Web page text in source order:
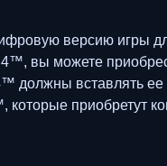
версию
вы можете
должны вставлять
приобретут